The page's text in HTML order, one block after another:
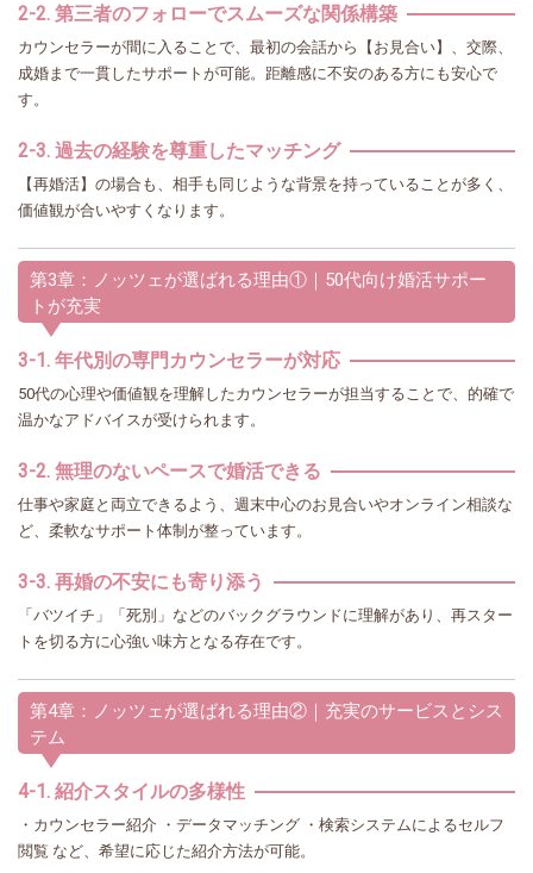
2-2. 第三者のフォローでスムーズな関係構築
カウンセラーが間に入ることで、最初の会話から【お見合い】、交際、
成婚まで一貫したサポートが可能。距離感に不安のある方にも安心で
す。
2-3. 過去の経験を尊重したマッチング
【再婚活】の場合も、相手も同じような背景を持っていることが多く、
価値観が合いやすくなります。
第3章：ノッツェが選ばれる理由①｜50代向け婚活サポー
トが充実
3-1. 年代別の専門カウンセラーが対応
50代の心理や価値観を理解したカウンセラーが担当することで、的確で
温かなアドバイスが受けられます。
3-2. 無理のないペースで婚活できる
仕事や家庭と両立できるよう、週末中心のお見合いやオンライン相談な
ど、柔軟なサポート体制が整っています。
3-3. 再婚の不安にも寄り添う
「バツイチ」「死別」などのバックグラウンドに理解があり、再スター
トを切る方に心強い味方となる存在です。
第4章：ノッツェが選ばれる理由②｜充実のサービスとシス
テム
4-1. 紹介スタイルの多様性
・カウンセラー紹介 ・データマッチング ・検索システムによるセルフ
閲覧 など、希望に応じた紹介方法が可能。